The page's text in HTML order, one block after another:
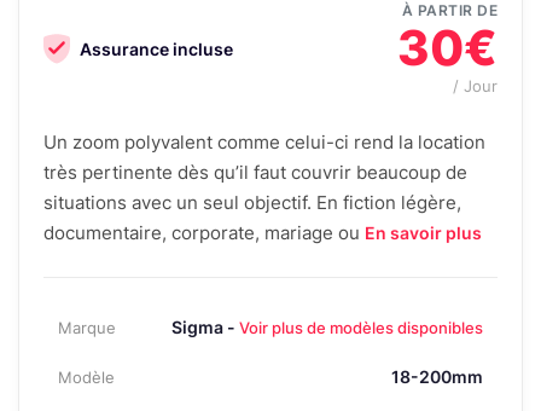
Assurance incluse
À PARTIR DE
30€
/ Jour
Un zoom polyvalent comme celui-ci rend la location
très pertinente dès qu’il faut couvrir beaucoup de
situations avec un seul objectif. En fiction légère,
documentaire, corporate, mariage ou En savoir plus
Marque Sigma - Voir plus de modèles disponibles
Modèle 18-200mm